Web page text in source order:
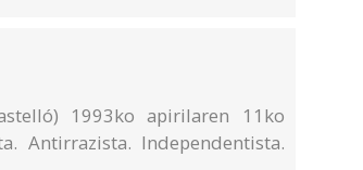
1993ko apirilaren 11ko
Antirrazista. Independentista.